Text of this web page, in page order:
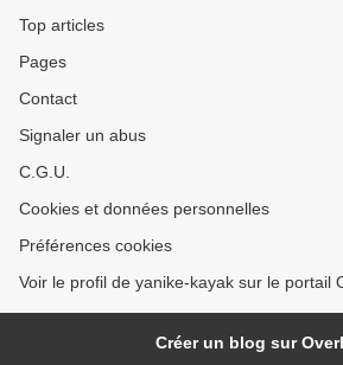
Top articles
Pages
Contact
Signaler un abus
C.G.U.
Cookies et données personnelles
Préférences cookies
Voir le profil de yanike-kayak sur le portail
Créer un blog sur